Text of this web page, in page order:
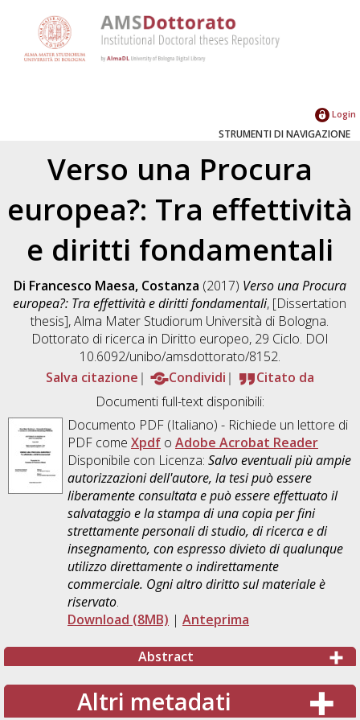
Login
STRUMENTI DI NAVIGAZIONE
Verso una Procura
europea?: Tra effettività
e diritti fondamentali
Di Francesco Maesa, Costanza (2017) Verso una Procura
europea?: Tra effettività e diritti fondamentali, [Dissertation
thesis], Alma Mater Studiorum Università di Bologna.
Dottorato di ricerca in Diritto europeo, 29 Ciclo. DOI
10.6092/unibo/amsdottorato/8152.
Salva citazione
Condividi
Citato da
Documenti full-text disponibili:
Documento PDF(Italiano) - Richiede un lettore di
PDF come Xpdfo Adobe Acrobat Reader
Disponibile con Licenza: Salvo eventuali più ampie
autorizzazioni dell'autore, la tesi può essere
liberamente consultata e può essere effettuato il
salvataggio e la stampa di una copia per fini
strettamente personali di studio, di ricerca e di
insegnamento, con espresso divieto di qualunque
utilizzo direttamente o indirettamente
commerciale. Ogni altro diritto sul materiale è
riservato.
Download (8MB) | Anteprima
Abstract
Altri metadati